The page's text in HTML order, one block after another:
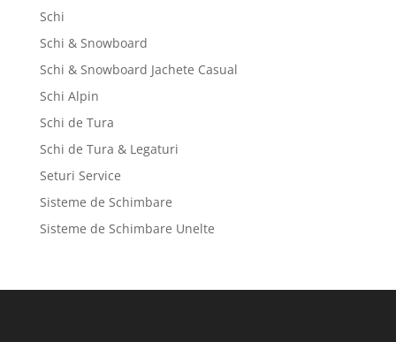
Schi
Schi & Snowboard
Schi & Snowboard Jachete Casual
Schi Alpin
Schi de Tura
Schi de Tura & Legaturi
Seturi Service
Sisteme de Schimbare
Sisteme de Schimbare Unelte